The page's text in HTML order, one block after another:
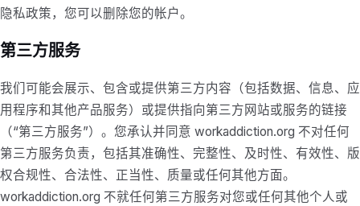
隐私政策，您可以删除您的帐户。
第三方服务
我们可能会展示、包含或提供第三方内容（包括数据、信息、应
用程序和其他产品服务）或提供指向第三方网站或服务的链接
（“第三方服务”）。您承认并同意 workaddiction.org 不对任何
第三方服务负责，包括其准确性、完整性、及时性、有效性、版
权合规性、合法性、正当性、质量或任何其他方面。
workaddiction.org 不就任何第三方服务对您或任何其他个人或